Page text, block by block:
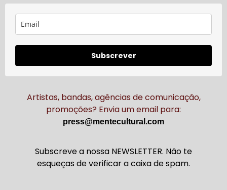
Subscrever
Artistas, bandas, agências de comunicação,
promoções? Envia um email para:
press@mentecultural.com
Subscreve a nossa NEWSLETTER. Não te
esqueças de verificar a caixa de spam.